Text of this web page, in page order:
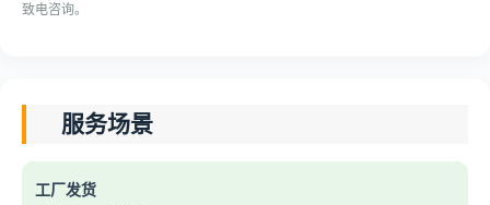
致电咨询。
服务场景
工厂发货